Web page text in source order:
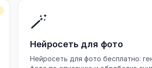
🪄
Нейросеть для фото
Нейросеть для фото бесплатно: